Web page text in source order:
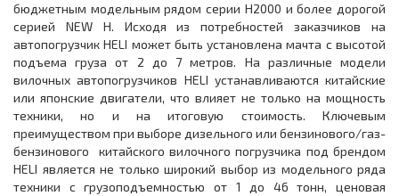
бюджетным модельным рядом серии H2000 и более дорогой
серией NEW H. Исходя из потребностей заказчиков на
автопогрузчик HELI может быть установлена мачта с высотой
подъема груза от 2 до 7 метров. На различные модели
вилочных автопогрузчиков HELI устанавливаются китайские
или японские двигатели, что влияет не только на мощность
техники, но и на итоговую стоимость. Ключевым
преимуществом при выборе дизельного или бензинового/газ-
бензинового китайского вилочного погрузчика под брендом
HELI является не только широкий выбор из модельного ряда
техники с грузоподъемностью от 1 до 46 тонн, ценовая